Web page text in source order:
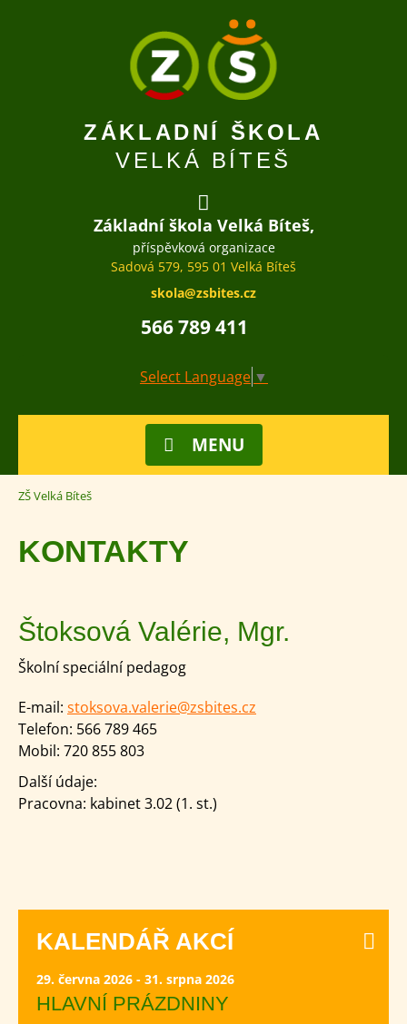
ZÁKLADNÍ ŠKOLA
VELKÁ BÍTEŠ
Základní škola Velká Bíteš,
příspěvková organizace
Sadová 579, 595 01 Velká Bíteš
skola@zsbites.cz
566 789 411
Select Language ▼
MENU
ZŠ Velká Bíteš
KONTAKTY
Štoksová Valérie, Mgr.
Školní speciální pedagog
E-mail: stoksova.valerie@zsbites.cz
Telefon: 566 789 465
Mobil: 720 855 803
Další údaje:
Pracovna: kabinet 3.02 (1. st.)
KALENDÁŘ AKCÍ
29. června 2026 - 31. srpna 2026
HLAVNÍ PRÁZDNINY